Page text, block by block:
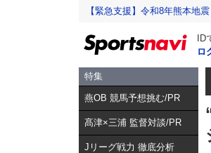
【緊急支援】令和8年熊本地
ロ
特集
燕OB 競馬予想挑む/PR
髙津×三浦 監督対談/PR
Jリーグ戦力 徹底分析